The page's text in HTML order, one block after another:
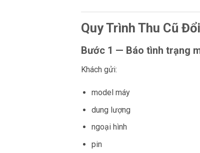
Quy Trình Thu Cũ
Bước 1 — Báo tình trạng
Khách gửi:
model máy
dung lượng
ngoại hình
pin